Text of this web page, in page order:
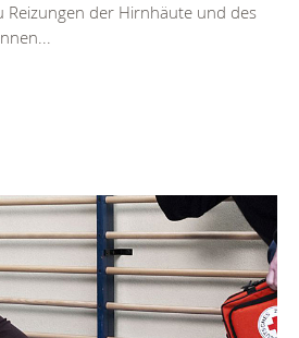
Reizungen der Hirnhäute und des